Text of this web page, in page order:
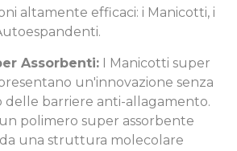
altamente efficaci: i Manicotti, i
Assorbenti: I Manicotti super
un'innovazione senza
delle barriere anti-allagamento.
polimero super assorbente
una struttura molecolare